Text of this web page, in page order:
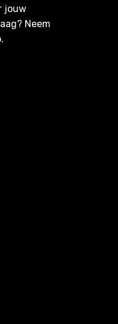
jouw
Neem